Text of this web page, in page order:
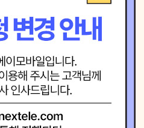
니다.
을 소중히 여기며 공정하고 바르